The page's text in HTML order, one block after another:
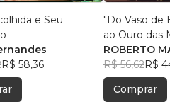
e Seu
R$ 58,36
"Do Vaso de
ao Ouro das
ROBERTO
R$ 56,62R$
Comprar